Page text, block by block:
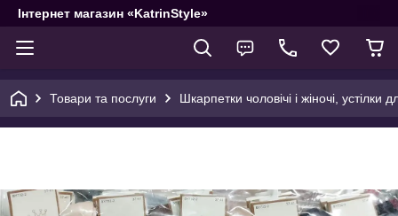
Інтернет магазин «KatrinStyle»
Товари та послуги Шкарпетки чоловічі і жіночі, устілки